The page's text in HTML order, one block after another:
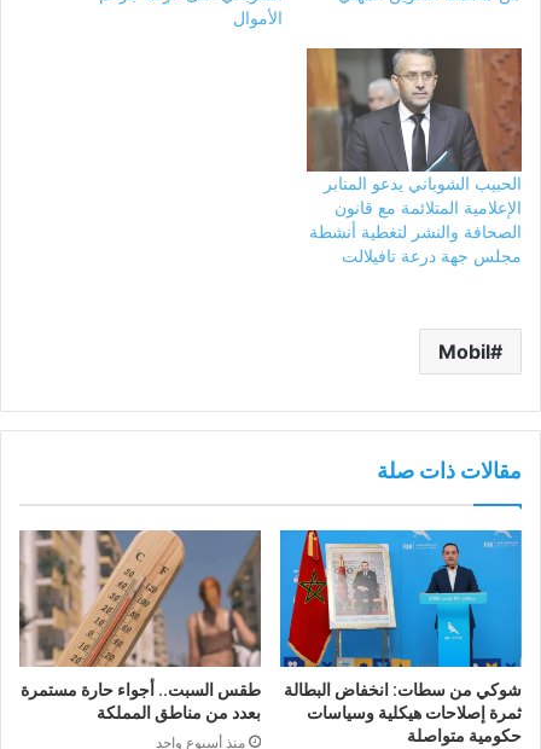
الأموال
الحبيب الشوباني يدعو المنابر
الإعلامية المتلائمة مع قانون
الصحافة والنشر لتغطية أنشطة
مجلس جهة درعة تافيلالت
Mobil
مقالات ذات صلة
شوكي من سطات: انخفاض البطالة
ثمرة إصلاحات هيكلية وسياسات
حكومية متواصلة
طقس السبت.. أجواء حارة مستمرة
بعدد من مناطق المملكة
منذ أسبوع واحد